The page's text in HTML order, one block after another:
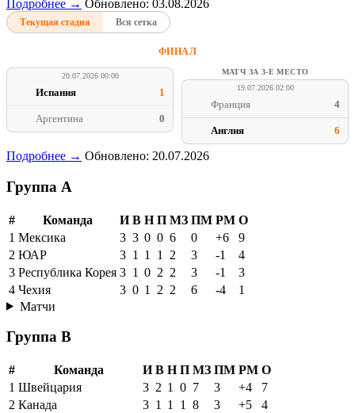
Подробнее → Обновлено: 03.08.2026
Текущая стадия Вся сетка
ФИНАЛ
20.07.2026 00:00
Испания 1
Аргентина 0
МАТЧ ЗА 3-Е МЕСТО
19.07.2026 02:00
Франция 4
Англия 6
Подробнее → Обновлено: 20.07.2026
Группа A
# Команда И В Н П МЗ ПМ РМ О
1 Мексика 3 3 0 0 6 0 +6
9
2 ЮАР 3 1 1 1 2 3 -1
4
3 Республика Корея 3 1 0 2 2 3 -1
3
4 Чехия 3 0 1 2 2 6 -4
1
Матчи
Группа B
# Команда И В Н П МЗ ПМ РМ О
1 Швейцария 3 2 1 0 7 3 +4
7
2 Канада 3 1 1 1 8 3 +5
4